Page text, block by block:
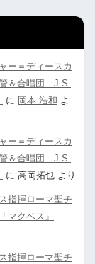
＝ディースカ
＆合唱団 J.S.
に 岡本 浩和 よ
＝ディースカ
＆合唱団 J.S.
に 高岡拓也 より
揮ローマ聖チ
クベス」
揮ローマ聖チ